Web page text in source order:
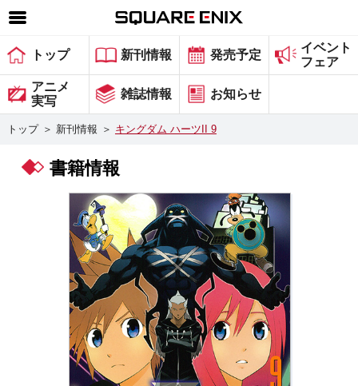
SQUARE ENIX 公式サイトメニュー
ゲーム
マガジン＆ブックス
グッズ
会社情報 採用情報
スクウェア・エニックス サイト内検索
トップ 新刊情報 発売予定
イベント
フェア
アニメ
実写
雑誌情報 お知らせ
トップ ＞ 新刊情報 ＞ キングダム ハーツII 9
書籍情報